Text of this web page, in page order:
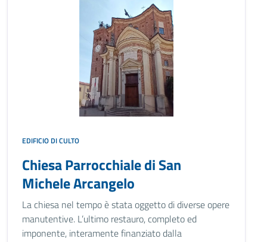
EDIFICIO DI CULTO
Chiesa Parrocchiale di San
Michele Arcangelo
La chiesa nel tempo è stata oggetto di diverse opere
manutentive. L’ultimo restauro, completo ed
imponente, interamente finanziato dalla